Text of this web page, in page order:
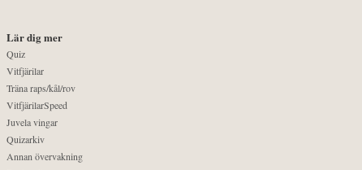
Lär dig mer
Quiz
Vitfjärilar
Träna raps/kål/rov
VitfjärilarSpeed
Juvela vingar
Quizarkiv
Annan övervakning